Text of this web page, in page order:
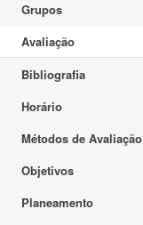
Grupos
Avaliação
Bibliografia
Horário
Métodos de Avaliação
Objetivos
Planeamento